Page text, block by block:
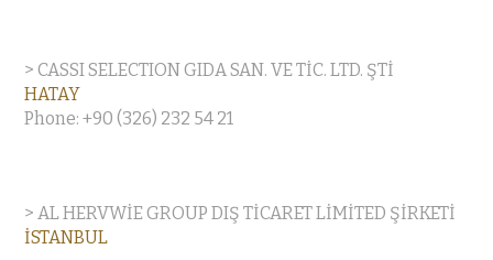
> CASSI SELECTION GIDA SAN. VE TİC. LTD. ŞTİ
HATAY
Phone: +90 (326) 232 54 21
> AL HERVWİE GROUP DIŞ TİCARET LİMİTED ŞİRKETİ
İSTANBUL